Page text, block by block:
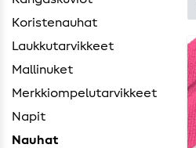
Koristenauhat
Laukkutarvikkeet
Mallinuket
Merkkiompelutarvikkeet
Napit
Nauhat